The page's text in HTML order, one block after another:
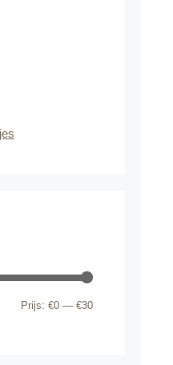
Min.
Max.
Prijs: €0 — €30